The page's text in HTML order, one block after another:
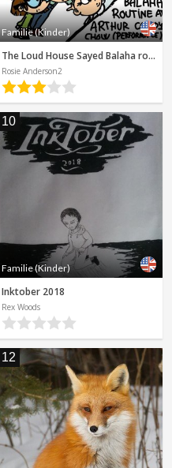
Familie (Kinder)
The Loud House Sayed Balaha routine
Rosie Anderson2
10
Familie (Kinder)
Inktober 2018
Rex Woods
12